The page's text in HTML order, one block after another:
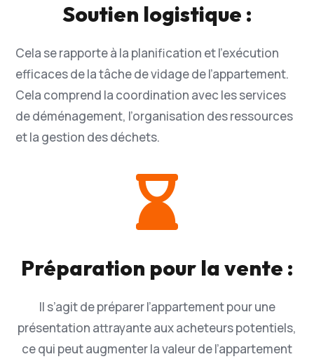
Soutien logistique :
Cela se rapporte à la planification et l’exécution
efficaces de la tâche de vidage de l’appartement.
Cela comprend la coordination avec les services
de déménagement, l’organisation des ressources
et la gestion des déchets.

Préparation pour la vente :
Il s’agit de préparer l’appartement pour une
présentation attrayante aux acheteurs potentiels,
ce qui peut augmenter la valeur de l’appartement